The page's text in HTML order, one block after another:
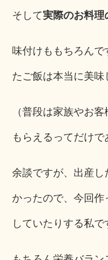
そして実際のお料理
味付けももちろんで
たご飯は本当に美味
（普段は家族やお
もらえるってだけで
余談ですが、出産
かったので、今回
していたりする私で